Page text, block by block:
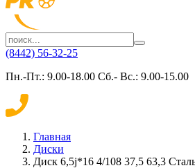
(8442) 56-32-25
Пн.-Пт.: 9.00-18.00 Сб.- Вс.: 9.00-15.00
Главная
Диски
Диск 6,5j*16 4/108 37,5 63,3